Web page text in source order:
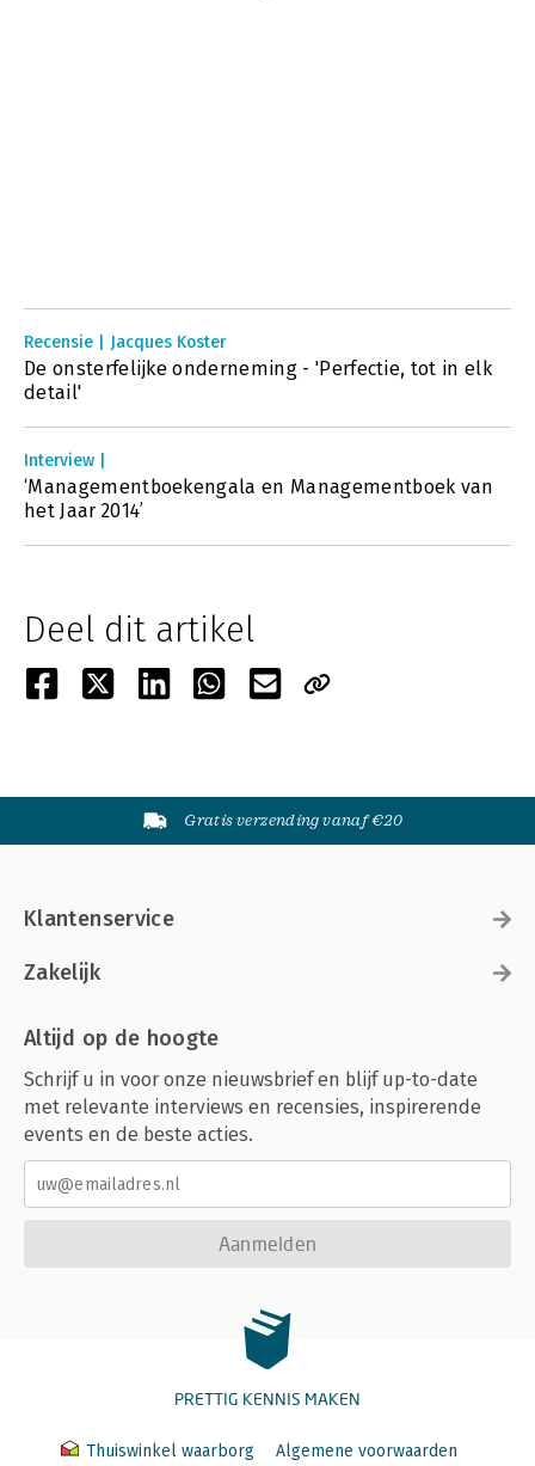
Recensie | Jacques Koster
De onsterfelijke onderneming - 'Perfectie, tot in elk
detail'
Interview |
‘Managementboekengala en Managementboek van
het Jaar 2014’
Deel dit artikel
Gratis verzending vanaf €20
Klantenservice
Zakelijk
Altijd op de hoogte
Schrijf u in voor onze nieuwsbrief en blijf up-to-date
met relevante interviews en recensies, inspirerende
events en de beste acties.
Aanmelden
PRETTIG KENNIS MAKEN
Thuiswinkel waarborg Algemene voorwaarden